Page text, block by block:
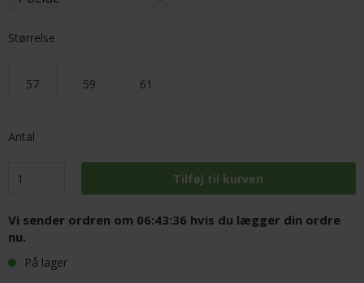
Størrelse
57 59 61
Antal
Vi sender ordren om 06:43:36 hvis du lægger din ordre
nu.
På lager